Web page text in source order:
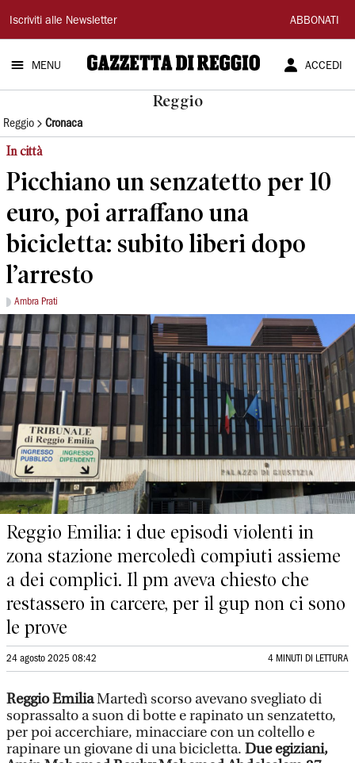
Gazzetta
di
Reggio
Iscriviti alle Newsletter ABBONATI
MENU ACCEDI
Reggio
Reggio Cronaca
In città
Picchiano un senzatetto per 10
euro, poi arraffano una
bicicletta: subito liberi dopo
l’arresto
Ambra Prati
Reggio Emilia: i due episodi violenti in
zona stazione mercoledì compiuti assieme
a dei complici. Il pm aveva chiesto che
restassero in carcere, per il gup non ci sono
le prove
24 agosto 2025 08:42 4 MINUTI DI LETTURA
Reggio EmiliaMartedì scorso avevano svegliato di
soprassalto a suon di botte e rapinato un senzatetto,
per poi accerchiare, minacciare con un coltello e
rapinare un giovane di una bicicletta. Due egiziani,